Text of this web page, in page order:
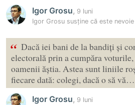
Igor Grosu, 9 luni
“ Dacă iei bani de la bandiți și
electorală prin a cumpăra
oamenii ăștia. Astea sunt liniile
fiecare dată: colegi, dacă o să vă…
Igor Grosu, 9 luni